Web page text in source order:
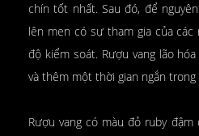
chín tốt nhất. Sau đó, để
lên men có sự tham gia của
độ kiểm soát. Rượu vang lão
và thêm một thời gian ngắn
Rượu vang có màu đỏ ruby